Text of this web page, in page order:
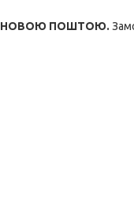
НОВОЮ ПОШТОЮ.